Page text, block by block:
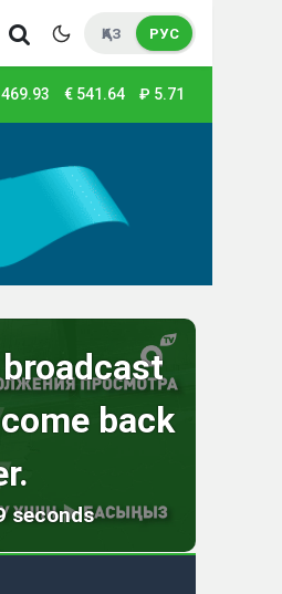
ҚАЗ РУС
469.93 € 541.64 ₽ 5.71